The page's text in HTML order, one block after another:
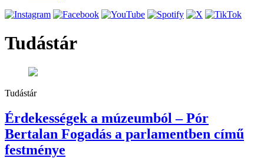
Tudástár
Tudástár
Érdekességek a múzeumból – Pór
Bertalan Fogadás a parlamentben című
festménye